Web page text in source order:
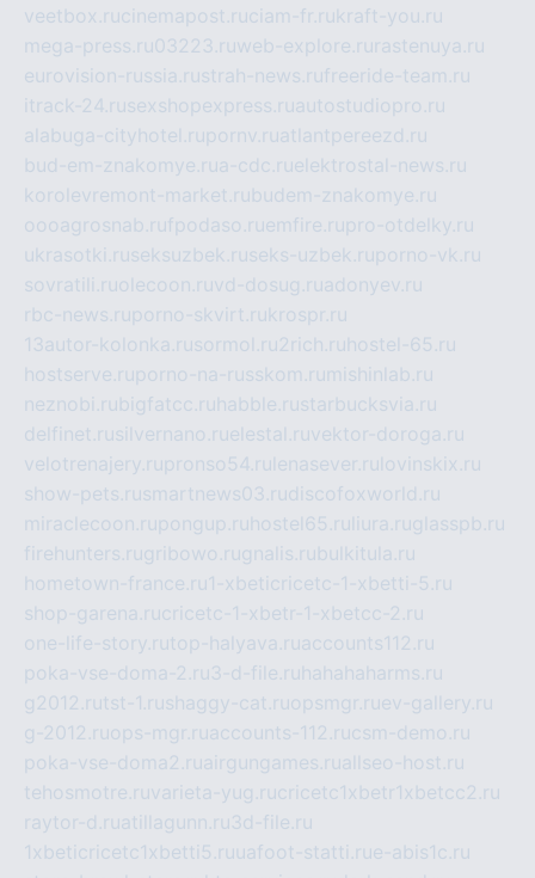
veetbox.rucinemapost.ruciam-fr.rukraft-you.ru
mega-press.ru03223.ruweb-explore.ru rastenuya.ru
eurovision-russia.rustrah-news.rufreeride-team.ru
itrack-24.rusexshopexpress.ruautostudiopro.ru
alabuga-cityhotel.rupornv.ruatlantpereezd.ru
bud-em-znakomye.rua-cdc.ruelektrostal-news.ru
korolevremont-market.rubudem-znakomye.ru
oooagrosnab.rufpodaso.ruemfire.rupro-otdelky.ru
ukrasotki.ruseksuzbek.ruseks-uzbek.ruporno-vk.ru
sovratili.ruolecoon.ruvd-dosug.ruadonyev.ru
rbc-news.ruporno-skvirt.rukrospr.ru
13autor-kolonka.rusormol.ru2rich.ru hostel-65.ru
hostserve.ruporno-na-russkom.ru mishinlab.ru
neznobi.rubigfatcc.ru habble.rustarbucksvia.ru
delfinet.rusilvernano.ruelestal.ruvektor-doroga.ru
velotrenajery.rupronso54.ru lenasever.ru lovinskix.ru
show-pets.rusmartnews03.rudiscofoxworld.ru
miraclecoon.rupongup.ru hostel65.ru liura.ruglasspb.ru
firehunters.rugribowo.rugnalis.rubulkitula.ru
hometown-france.ru1-xbeticricetc-1-xbetti-5.ru
shop-garena.rucricetc-1-xbetr-1-xbetcc-2.ru
one-life-story.rutop-halyava.ruaccounts112.ru
poka-vse-doma-2.ru3-d-file.ru hahahaharms.ru
g2012.rutst-1.rushaggy-cat.ruopsmgr.ruev-gallery.ru
g-2012.ruops-mgr.ruaccounts-112.rucsm-demo.ru
poka-vse-doma2.ruairgungames.ruallseo-host.ru
tehosmotre.ruvarieta-yug.rucricetc1xbetr1xbetcc2.ru
raytor-d.ruatillagunn.ru3d-file.ru
1xbeticricetc1xbetti5.ruuafoot-statti.rue-abis1c.ru